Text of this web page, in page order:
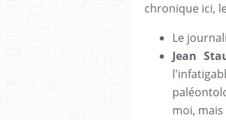
chronique ici,
Le
Jean
moi,